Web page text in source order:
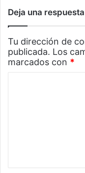
Deja una respuesta
Tu dirección de
publicada. Los
marcados con *
a